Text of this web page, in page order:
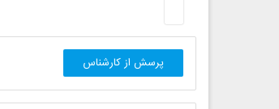
پرسش از کارشناس